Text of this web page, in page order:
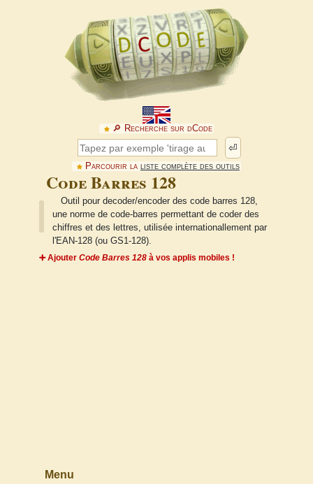
🔎︎ Recherche sur dCode
⏎
Parcourir la liste complète des outils
Code Barres 128
Outil pour decoder/encoder des code barres 128,
une norme de code-barres permettant de coder des
chiffres et des lettres, utilisée internationallement par
l'EAN-128 (ou GS1-128).
➕ Ajouter Code Barres 128 à vos applis mobiles !
Menu